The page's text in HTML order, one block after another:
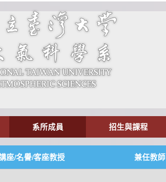
系所成員 招生與課程
座/名譽/客座教授 兼任教師